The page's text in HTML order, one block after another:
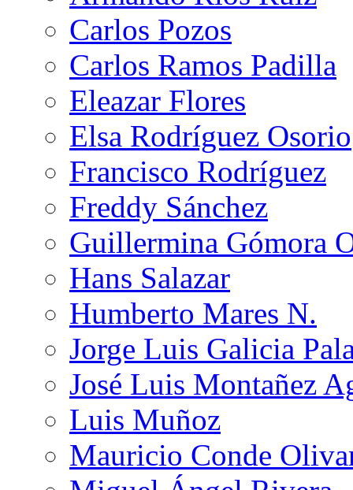
Carlos Pozos
Carlos Ramos Padilla
Eleazar Flores
Elsa Rodríguez Osorio
Francisco Rodríguez
Freddy Sánchez
Guillermina Gómora
Hans Salazar
Humberto Mares N.
Jorge Luis Galicia
José Luis Montañez
Luis Muñoz
Mauricio Conde